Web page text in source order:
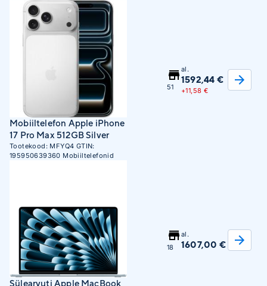
Mobiiltelefon Apple iPhone
17 Pro Max 512GB Silver
Tootekood: MFYQ4 GTIN:
195950639360 Mobiiltelefonid
51
al.
1592,44 €
+11,58 €
Sülearvuti Apple MacBook
18
al.
1607,00 €